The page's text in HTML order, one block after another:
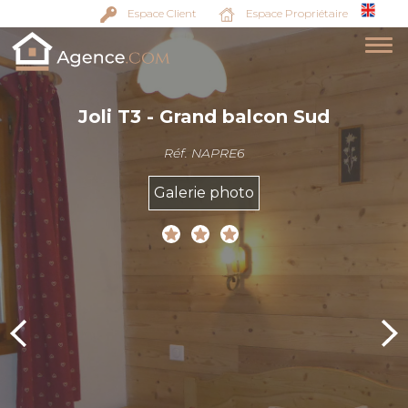
Espace Client Espace Propriétaire
Joli T3 - Grand balcon Sud
Réf. NAPRE6
Galerie photo